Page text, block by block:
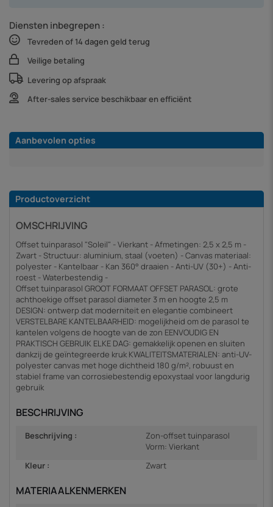
Diensten inbegrepen :
Tevreden of 14 dagen geld terug
Veilige betaling
Levering op afspraak
After-sales service beschikbaar en efficiënt
Aanbevolen opties
Productoverzicht
OMSCHRIJVING
Offset tuinparasol "Soleil" - Vierkant - Afmetingen: 2,5 x 2,5 m -
Zwart - Structuur: aluminium, staal (voeten) - Canvas materiaal:
polyester - Kantelbaar - Kan 360° draaien - Anti-UV (30+) - Anti-
roest - Waterbestendig -
Offset tuinparasol GROOT FORMAAT OFFSET PARASOL: grote
achthoekige offset parasol diameter 3 m en hoogte 2,5 m
DESIGN: ontwerp dat moderniteit en elegantie combineert
VERSTELBARE KANTELBAARHEID: mogelijkheid om de parasol te
kantelen volgens de hoogte van de zon EENVOUDIG EN
PRAKTISCH GEBRUIK ELKE DAG: gemakkelijk openen en sluiten
dankzij de geïntegreerde kruk KWALITEITSMATERIALEN: anti-UV-
polyester canvas met hoge dichtheid 180 g/m², robuust en
stabiel frame van corrosiebestendig epoxystaal voor langdurig
gebruik
BESCHRIJVING
Beschrijving :
Zon-offset tuinparasol
Vorm: Vierkant
Kleur :
Zwart
MATERIAALKENMERKEN